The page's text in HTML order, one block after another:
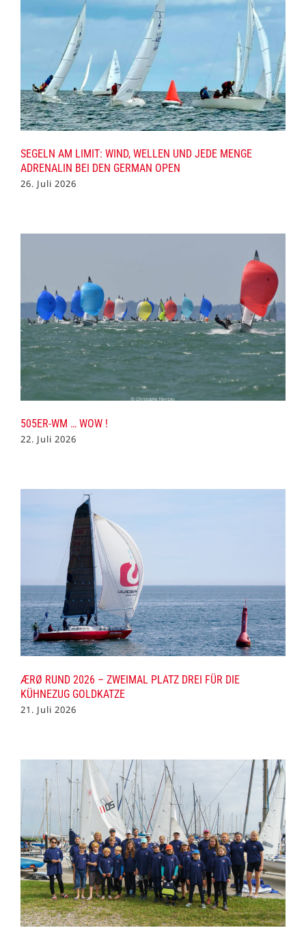
SEGELN AM LIMIT: WIND, WELLEN UND JEDE MENGE
ADRENALIN BEI DEN GERMAN OPEN
26. Juli 2026
505ER-WM … WOW !
22. Juli 2026
ÆRØ RUND 2026 – ZWEIMAL PLATZ DREI FÜR DIE
KÜHNEZUG GOLDKATZE
21. Juli 2026